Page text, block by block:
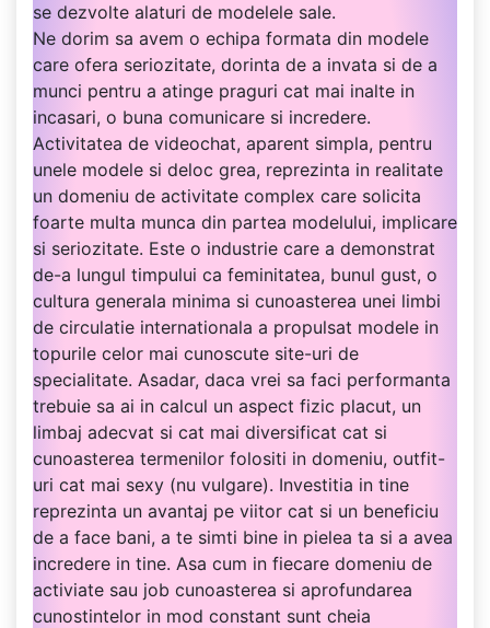
se dezvolte alaturi de modelele sale.
Ne dorim sa avem o echipa formata din modele
care ofera seriozitate, dorinta de a invata si de a
munci pentru a atinge praguri cat mai inalte in
incasari, o buna comunicare si incredere.
Activitatea de videochat, aparent simpla, pentru
unele modele si deloc grea, reprezinta in realitate
un domeniu de activitate complex care solicita
foarte multa munca din partea modelului, implicare
si seriozitate. Este o industrie care a demonstrat
de-a lungul timpului ca feminitatea, bunul gust, o
cultura generala minima si cunoasterea unei limbi
de circulatie internationala a propulsat modele in
topurile celor mai cunoscute site-uri de
specialitate. Asadar, daca vrei sa faci performanta
trebuie sa ai in calcul un aspect fizic placut, un
limbaj adecvat si cat mai diversificat cat si
cunoasterea termenilor folositi in domeniu, outfit-
uri cat mai sexy (nu vulgare). Investitia in tine
reprezinta un avantaj pe viitor cat si un beneficiu
de a face bani, a te simti bine in pielea ta si a avea
incredere in tine. Asa cum in fiecare domeniu de
activiate sau job cunoasterea si aprofundarea
cunostintelor in mod constant sunt cheia